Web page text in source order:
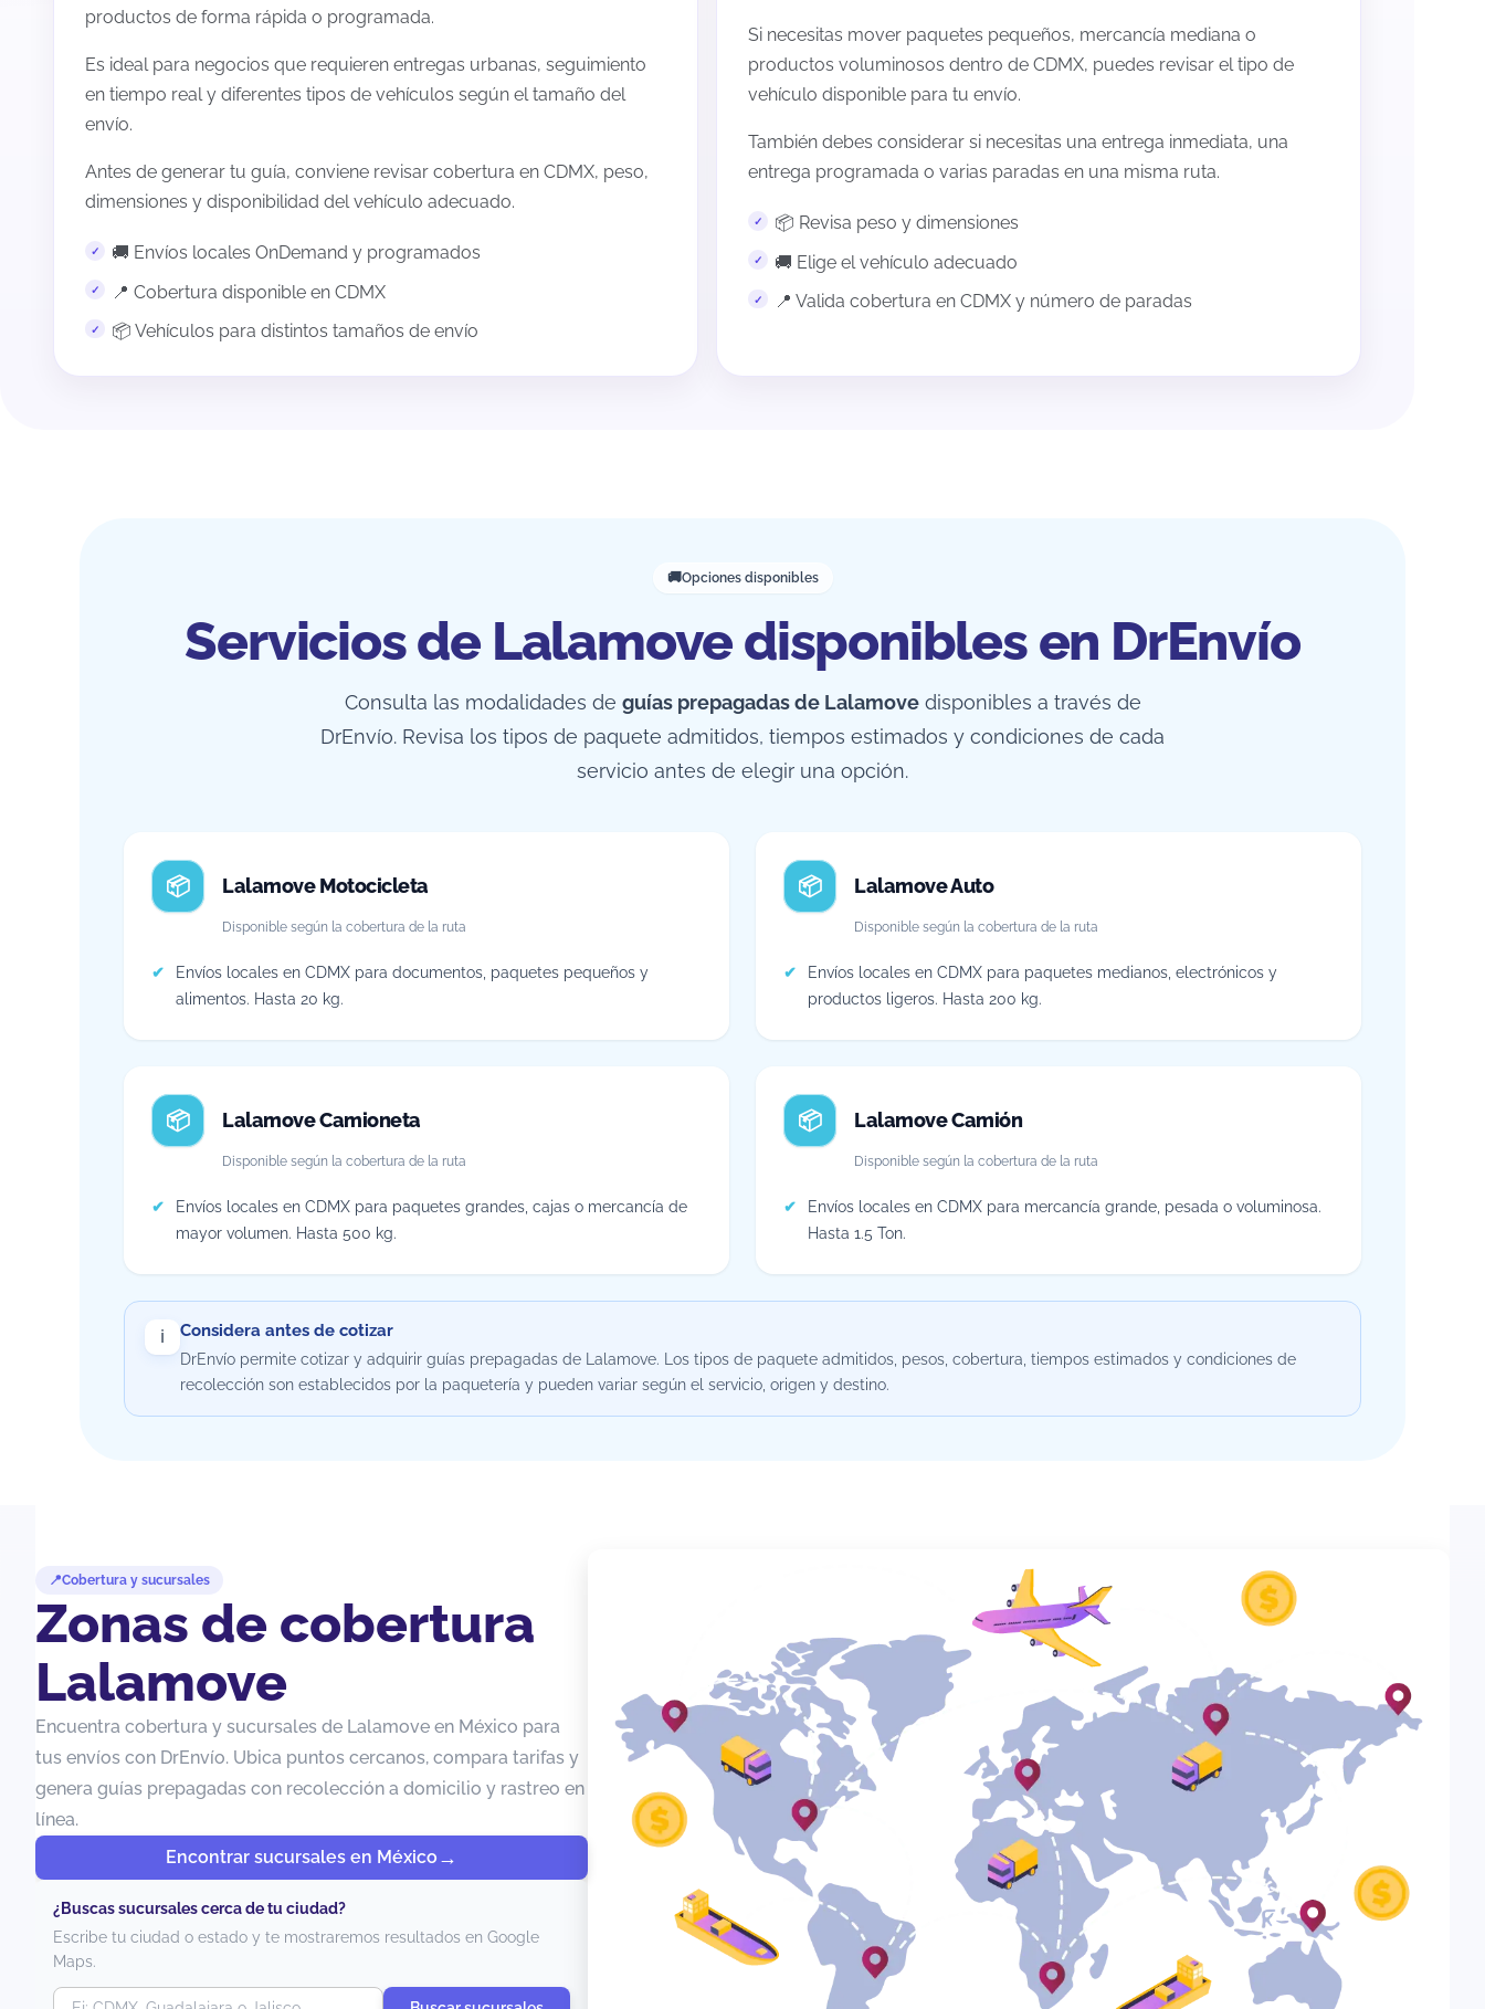
productos de forma rápida o programada.
Es ideal para negocios que requieren entregas urbanas, seguimiento
en tiempo real y diferentes tipos de vehículos según el tamaño del
envío.
Antes de generar tu guía, conviene revisar cobertura en CDMX, peso,
dimensiones y disponibilidad del vehículo adecuado.
🚚 Envíos locales OnDemand y programados
📍 Cobertura disponible en CDMX
📦 Vehículos para distintos tamaños de envío
Si necesitas mover paquetes pequeños, mercancía mediana o
productos voluminosos dentro de CDMX, puedes revisar el tipo de
vehículo disponible para tu envío.
También debes considerar si necesitas una entrega inmediata, una
entrega programada o varias paradas en una misma ruta.
📦 Revisa peso y dimensiones
🚚 Elige el vehículo adecuado
📍 Valida cobertura en CDMX y número de paradas
Opciones disponibles
Servicios de Lalamove disponibles en DrEnvío
Consulta las modalidades de guías prepagadas de Lalamovedisponibles a través de
DrEnvío. Revisa los tipos de paquete admitidos, tiempos estimados y condiciones de cada
servicio antes de elegir una opción.
Lalamove Motocicleta
Disponible según la cobertura de la ruta
Envíos locales en CDMX para documentos, paquetes pequeños y
alimentos. Hasta 20 kg.
Lalamove Auto
Disponible según la cobertura de la ruta
Envíos locales en CDMX para paquetes medianos, electrónicos y
productos ligeros. Hasta 200 kg.
Lalamove Camioneta
Disponible según la cobertura de la ruta
Envíos locales en CDMX para paquetes grandes, cajas o mercancía de
mayor volumen. Hasta 500 kg.
Lalamove Camión
Disponible según la cobertura de la ruta
Envíos locales en CDMX para mercancía grande, pesada o voluminosa.
Hasta 1.5 Ton.
ℹ️ Considera antes de cotizar
DrEnvío permite cotizar y adquirir guías prepagadas de Lalamove. Los tipos de paquete admitidos, pesos, cobertura, tiempos estimados y condiciones de
recolección son establecidos por la paquetería y pueden variar según el servicio, origen y destino.
Cobertura y sucursales
Zonas de cobertura
Lalamove
Encuentra cobertura y sucursales de Lalamove en México para
tus envíos con DrEnvío. Ubica puntos cercanos, compara tarifas y
genera guías prepagadas con recolección a domicilio y rastreo en
línea.
Encontrar sucursales en México
¿Buscas sucursales cerca de tu ciudad?
Escribe tu ciudad o estado y te mostraremos resultados en Google
Maps.